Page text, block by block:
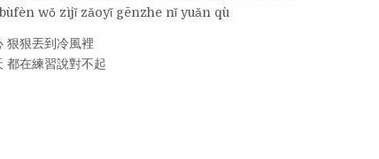
wǒ zìjǐ zǎoyǐ gēnzhe nǐ yuǎn qù
狠狠丟到冷風裡
都在練習說對不起